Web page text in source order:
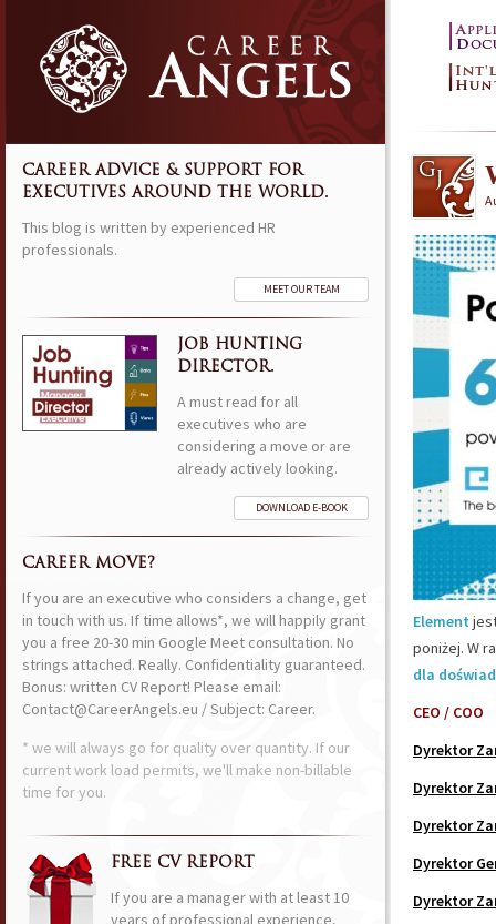
Element
poniżej. W
dla
CEO / COO
Dyrektor
Dyrektor
Dyrektor
Dyrektor
Dyrektor
CAREER ADVICE & SUPPORT FOR
EXECUTIVES AROUND THE WORLD.
This blog is written by experienced HR
professionals.
MEET OUR TEAM
JOB HUNTING
DIRECTOR.
A must read for all
executives who are
considering a move or are
already actively looking.
DOWNLOAD E-BOOK
CAREER MOVE?
If you are an executive who considers a change, get
in touch with us. If time allows*, we will happily grant
you a free 20-30 min Google Meet consultation. No
strings attached. Really. Confidentiality guaranteed.
Bonus: written CV Report! Please email:
Contact@CareerAngels.eu / Subject: Career.
* we will always go for quality over quantity. If our
current work load permits, we'll make non-billable
time for you.
FREE CV REPORT
If you are a manager with at least 10
years of professional experience,